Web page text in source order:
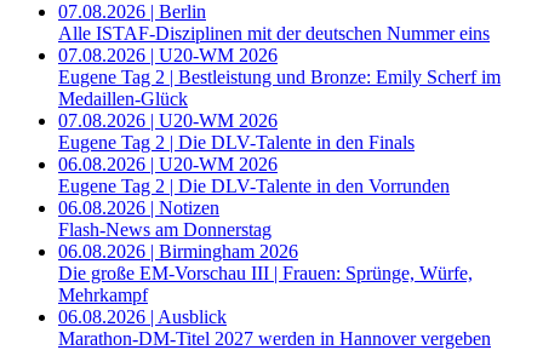
07.08.2026 | Berlin
Alle ISTAF-Disziplinen mit der deutschen Nummer eins
07.08.2026 | U20-WM 2026
Eugene Tag 2 | Bestleistung und Bronze: Emily Scherf im
Medaillen-Glück
07.08.2026 | U20-WM 2026
Eugene Tag 2 | Die DLV-Talente in den Finals
06.08.2026 | U20-WM 2026
Eugene Tag 2 | Die DLV-Talente in den Vorrunden
06.08.2026 | Notizen
Flash-News am Donnerstag
06.08.2026 | Birmingham 2026
Die große EM-Vorschau III | Frauen: Sprünge, Würfe,
Mehrkampf
06.08.2026 | Ausblick
Marathon-DM-Titel 2027 werden in Hannover vergeben